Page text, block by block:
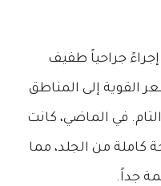
جراحياً طفيف
القوية إلى المناطق
في الماضي، كانت
من الجلد، مما
جداً.